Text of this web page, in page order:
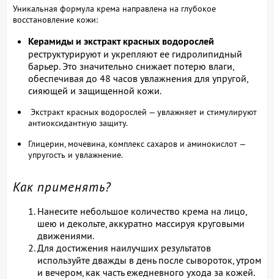
Уникальная формула крема направлена на глубокое
восстановление кожи:
Керамиды и экстракт красных водорослей
реструктурируют и укрепляют ее гидролипидный
барьер. Это значительно снижает потерю влаги,
обеспечивая до 48 часов увлажнения для упругой,
сияющей и защищенной кожи.
Экстракт красных водорослей — увлажняет и стимулируют
антиоксидантную защиту.
Глицерин, мочевина, комплекс сахаров и аминокислот —
упругость и увлажнение.
Как применять?
Нанесите небольшое количество крема на лицо,
шею и декольте, аккуратно массируя круговыми
движениями.
Для достижения наилучших результатов
используйте дважды в день после сывороток, утром
и вечером, как часть ежедневного ухода за кожей.